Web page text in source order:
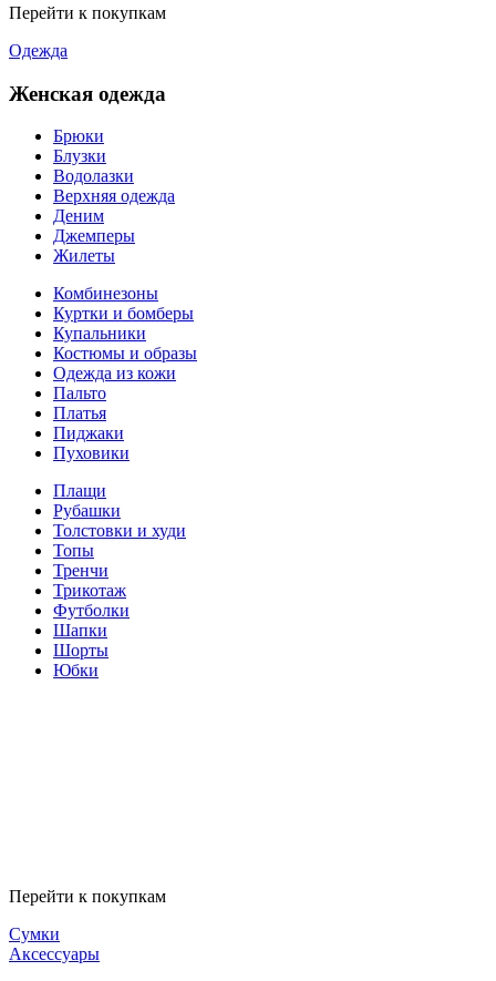
Перейти к покупкам
Одежда
Женская одежда
Брюки
Блузки
Водолазки
Верхняя одежда
Деним
Джемперы
Жилеты
Комбинезоны
Куртки и бомберы
Купальники
Костюмы и образы
Одежда из кожи
Пальто
Платья
Пиджаки
Пуховики
Плащи
Рубашки
Толстовки и худи
Топы
Тренчи
Трикотаж
Футболки
Шапки
Шорты
Юбки
Перейти к покупкам
Сумки
Аксессуары